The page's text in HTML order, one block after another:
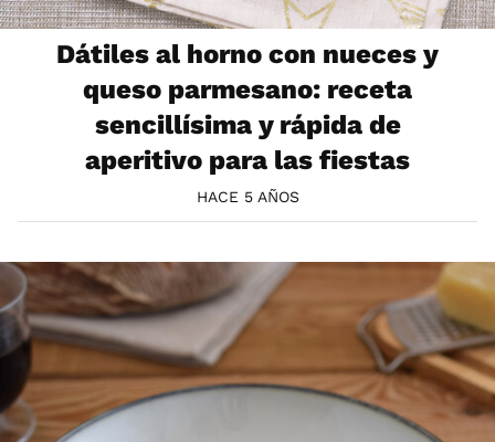
Dátiles al horno con nueces y
queso parmesano: receta
sencillísima y rápida de
aperitivo para las fiestas
HACE 5 AÑOS